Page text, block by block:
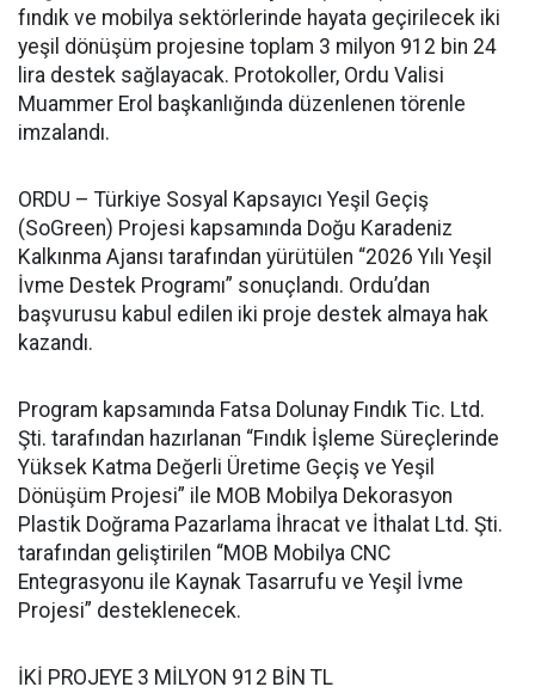
fındık ve mobilya sektörlerinde hayata geçirilecek iki
yeşil dönüşüm projesine toplam 3 milyon 912 bin 24
lira destek sağlayacak. Protokoller, Ordu Valisi
Muammer Erol başkanlığında düzenlenen törenle
imzalandı.
ORDU – Türkiye Sosyal Kapsayıcı Yeşil Geçiş
(SoGreen) Projesi kapsamında Doğu Karadeniz
Kalkınma Ajansı tarafından yürütülen “2026 Yılı Yeşil
İvme Destek Programı” sonuçlandı. Ordu’dan
başvurusu kabul edilen iki proje destek almaya hak
kazandı.
Program kapsamında Fatsa Dolunay Fındık Tic. Ltd.
Şti. tarafından hazırlanan “Fındık İşleme Süreçlerinde
Yüksek Katma Değerli Üretime Geçiş ve Yeşil
Dönüşüm Projesi” ile MOB Mobilya Dekorasyon
Plastik Doğrama Pazarlama İhracat ve İthalat Ltd. Şti.
tarafından geliştirilen “MOB Mobilya CNC
Entegrasyonu ile Kaynak Tasarrufu ve Yeşil İvme
Projesi” desteklenecek.
İKİ PROJEYE 3 MİLYON 912 BİN TL